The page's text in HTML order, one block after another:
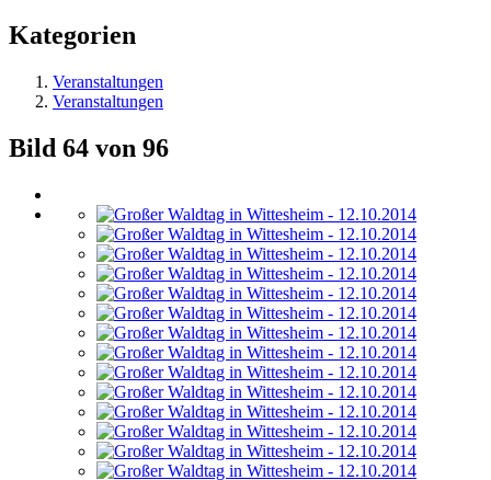
Kategorien
Veranstaltungen
Veranstaltungen
Bild 64 von 96